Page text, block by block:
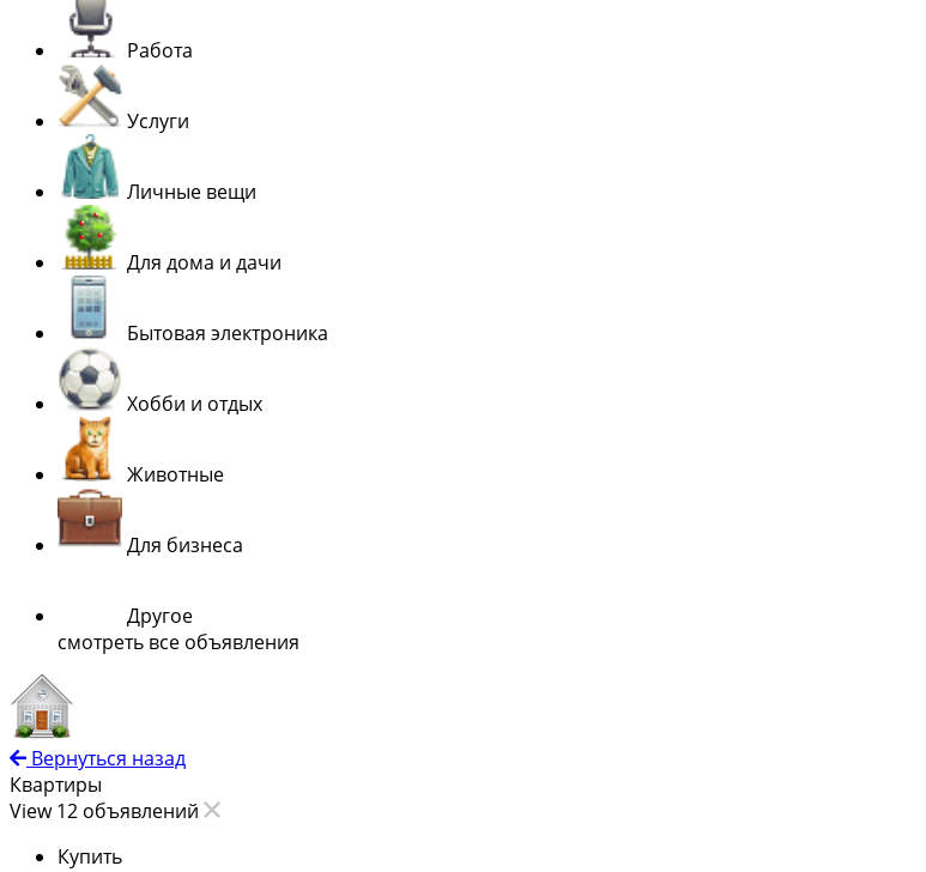
Работа
Услуги
Личные вещи
Для дома и дачи
Бытовая электроника
Хобби и отдых
Животные
Для бизнеса
Другое
смотреть все объявления
Вернуться назад
Квартиры
View 12 объявлений
Купить